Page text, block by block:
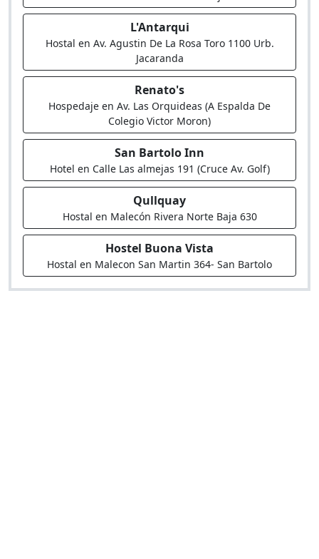
L'Antarqui
Hostal en Av. Agustin De La Rosa Toro 1100 Urb.
Jacaranda
Renato's
Hospedaje en Av. Las Orquideas (A Espalda De
Colegio Victor Moron)
San Bartolo Inn
Hotel en Calle Las almejas 191 (Cruce Av. Golf)
Qullquay
Hostal en Malecón Rivera Norte Baja 630
Hostel Buona Vista
Hostal en Malecon San Martin 364- San Bartolo